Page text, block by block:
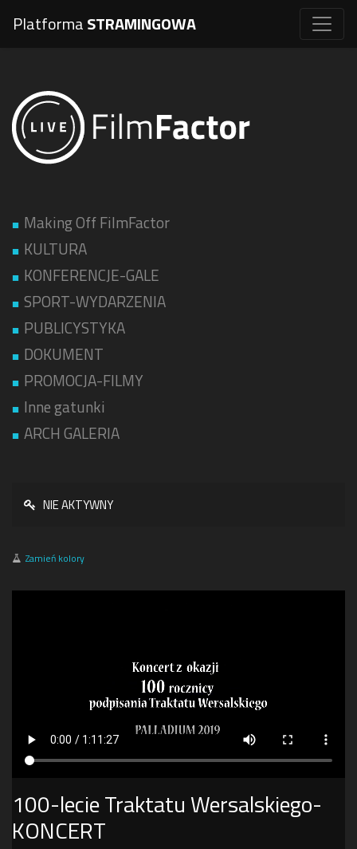
PlatformaSTRAMINGOWA
Making Off FilmFactor
KULTURA
KONFERENCJE-GALE
SPORT-WYDARZENIA
PUBLICYSTYKA
DOKUMENT
PROMOCJA-FILMY
Inne gatunki
ARCH GALERIA
NIE AKTYWNY
Zamień kolory
100-lecie Traktatu Wersalskiego-
KONCERT